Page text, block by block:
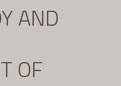
AND
OF